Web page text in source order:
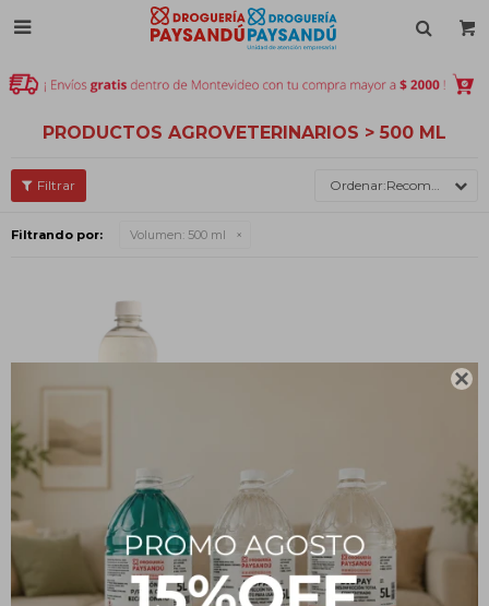


PRODUCTOS AGROVETERINARIOS > 500 ML
Recomendados
Filtrando por: Volumen: 500 ml
Ahuyentador de Perros y
Gatos - 500 mL
$ 224